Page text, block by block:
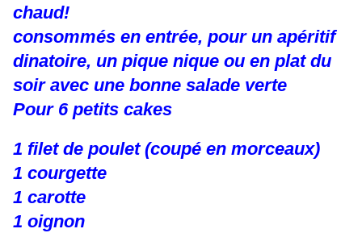
chaud!
consommés en entrée, pour un apéritif
dinatoire, un pique nique ou en plat du
soir avec une bonne salade verte
Pour 6 petits cakes
1 filet de poulet (coupé en morceaux)
1 courgette
1 carotte
1 oignon